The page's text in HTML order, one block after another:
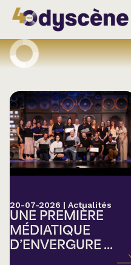
20-07-2026 | Actualités
UNE PREMIÈRE
MÉDIATIQUE
D’ENVERGURE ...